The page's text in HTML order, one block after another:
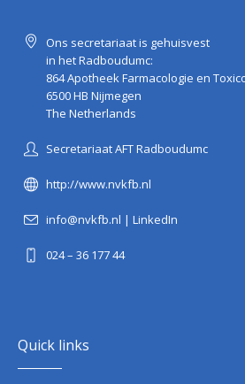
Ons secretariaat is gehuisvest
in het Radboudumc:
864 Apotheek Farmacologie en
6500 HB Nijmegen
The Netherlands
Secretariaat AFT Radboudumc
http://www.nvkfb.nl
info@nvkfb.nl |LinkedIn
024 – 36 177 44
Quick links